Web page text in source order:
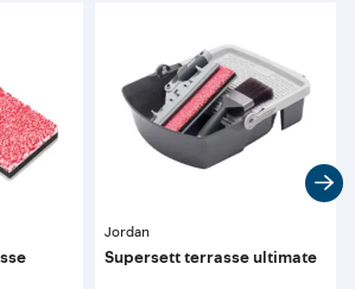
Jordan
Supersett terrasse ultimate